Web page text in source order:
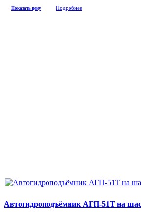
Показать цену Подробнее
Автогидроподъёмник АГП-51Т на